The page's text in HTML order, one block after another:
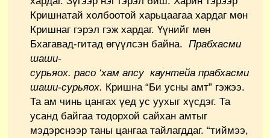
Кришнатай холбоотой харьцаагаа хардаг мөн
Кришнаг гэрэл гэж хардаг. Үүнийг мөн
Бхагавад-гитад өгүүлсэн байна. Прабхасми
шаши-
сурьяох. расо ‘хам апсу каунтейа прабхасми
шаши-сурьяох. Кришна “Би усны амт” гэжээ.
Та ам чинь цангах үед ус уухыг хүсдэг. Та
усанд байгаа тодорхой сайхан амтыг
мэдэрснээр таны цангаа тайлагддаг. “тиймээ,